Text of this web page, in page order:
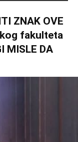
ZNAK OVE
fakulteta
MISLE DA